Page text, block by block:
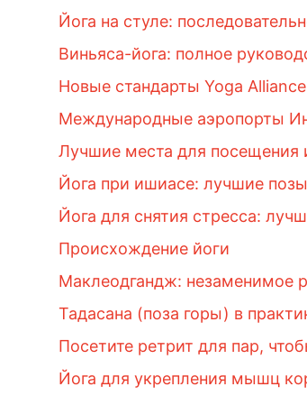
Йога на стуле:
Виньяса-йога: полное
Новые стандарты Yoga
Международные аэропорты
Лучшие места для посещения
Йога при ишиасе: лучшие
Йога для снятия стресса:
Происхождение йоги
Маклеодгандж: незаменимое
Тадасана (поза горы) в
Посетите ретрит для пар,
Йога для укрепления мышц